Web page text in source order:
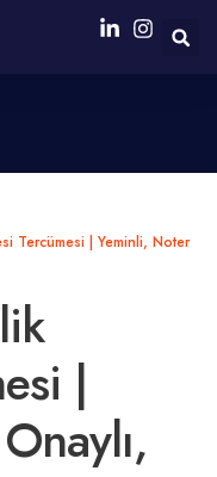
Tercümesi | Yeminli, Noter
|